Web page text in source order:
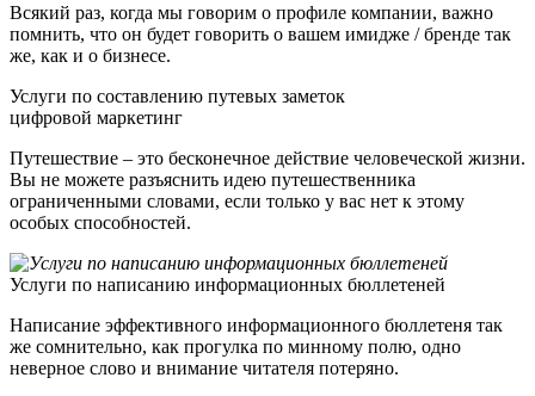
Всякий раз, когда мы говорим о профиле компании, важно
помнить, что он будет говорить о вашем имидже / бренде так
же, как и о бизнесе.
Услуги по составлению путевых заметок
цифровой маркетинг
Путешествие – это бесконечное действие человеческой жизни.
Вы не можете разъяснить идею путешественника
ограниченными словами, если только у вас нет к этому
особых способностей.
Услуги по написанию информационных бюллетеней
Написание эффективного информационного бюллетеня так
же сомнительно, как прогулка по минному полю, одно
неверное слово и внимание читателя потеряно.